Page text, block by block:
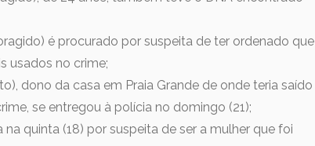
é procurado por suspeita de ter ordenado que
usados no crime;
dono da casa em Praia Grande de onde teria saído
se entregou à polícia no domingo (21);
na quinta (18) por suspeita de ser a mulher que foi